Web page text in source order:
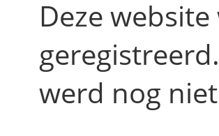
Deze
werd nog